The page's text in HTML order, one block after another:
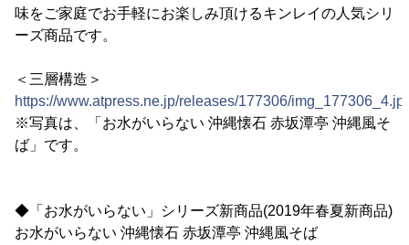
味をご家庭でお手軽にお楽しみ頂けるキンレイの人気シリ
ーズ商品です。
＜三層構造＞
https://www.atpress.ne.jp/releases/177306/
※写真は、「お水がいらない 沖縄懐石 赤坂潭亭 沖縄風そ
ば」です。
◆「お水がいらない」シリーズ新商品(2019年春夏新商品)
お水がいらない 沖縄懐石 赤坂潭亭 沖縄風そば